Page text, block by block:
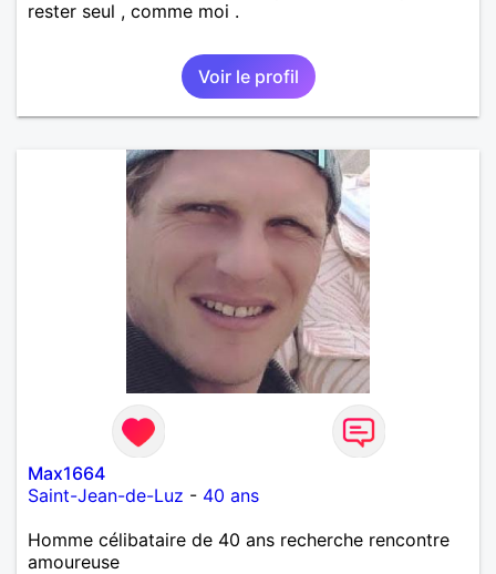
rester seul , comme moi .
Voir le profil
Max1664
Saint-Jean-de-Luz - 40 ans
Homme célibataire de 40 ans recherche rencontre
amoureuse